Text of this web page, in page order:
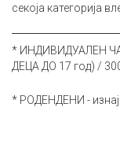
секоја категорија
* ИНДИВИДУАЛЕН
ДЕЦА ДО 17 год) /
* РОДЕНДЕНИ -